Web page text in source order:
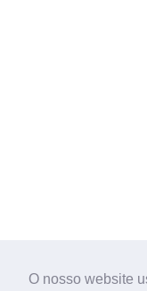
O nosso website